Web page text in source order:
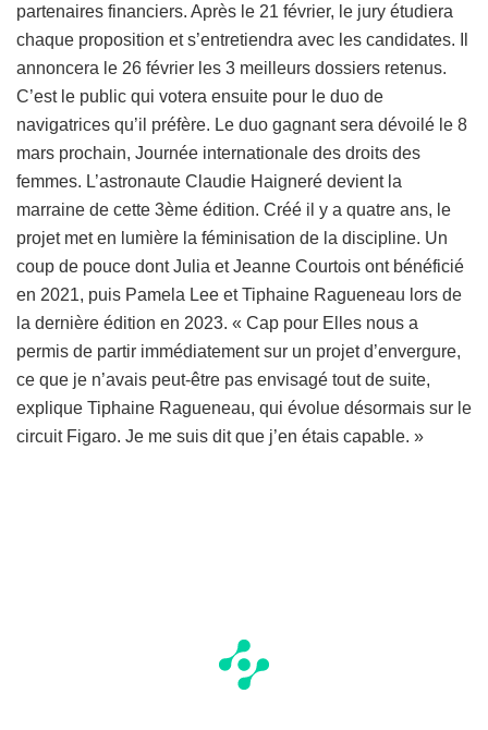
partenaires financiers. Après le 21 février, le jury étudiera
chaque proposition et s’entretiendra avec les candidates. Il
annoncera le 26 février les 3 meilleurs dossiers retenus.
C’est le public qui votera ensuite pour le duo de
navigatrices qu’il préfère. Le duo gagnant sera dévoilé le 8
mars prochain, Journée internationale des droits des
femmes. L’astronaute Claudie Haigneré devient la
marraine de cette 3ème édition. Créé il y a quatre ans, le
projet met en lumière la féminisation de la discipline. Un
coup de pouce dont Julia et Jeanne Courtois ont bénéficié
en 2021, puis Pamela Lee et Tiphaine Ragueneau lors de
la dernière édition en 2023. « Cap pour Elles nous a
permis de partir immédiatement sur un projet d’envergure,
ce que je n’avais peut-être pas envisagé tout de suite,
explique Tiphaine Ragueneau, qui évolue désormais sur le
circuit Figaro. Je me suis dit que j’en étais capable. »